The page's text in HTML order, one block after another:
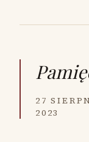
27
2023